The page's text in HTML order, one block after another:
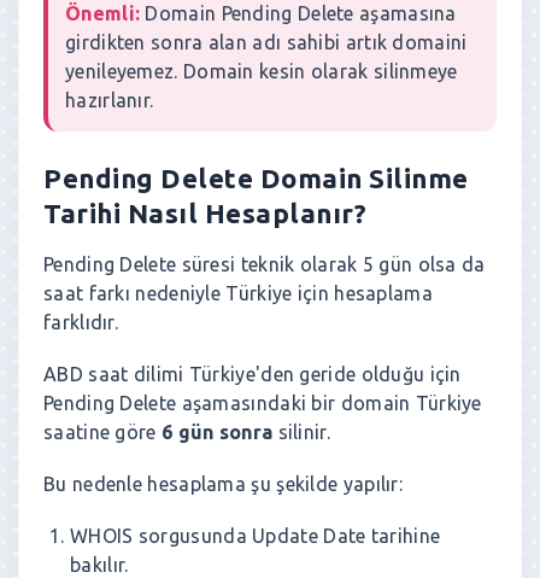
Önemli: Domain Pending Delete aşamasına
girdikten sonra alan adı sahibi artık domaini
yenileyemez. Domain kesin olarak silinmeye
hazırlanır.
Pending Delete Domain Silinme
Tarihi Nasıl Hesaplanır?
Pending Delete süresi teknik olarak 5 gün olsa da
saat farkı nedeniyle Türkiye için hesaplama
farklıdır.
ABD saat dilimi Türkiye'den geride olduğu için
Pending Delete aşamasındaki bir domain Türkiye
saatine göre 6 gün sonra silinir.
Bu nedenle hesaplama şu şekilde yapılır:
WHOIS sorgusunda Update Date tarihine
bakılır.